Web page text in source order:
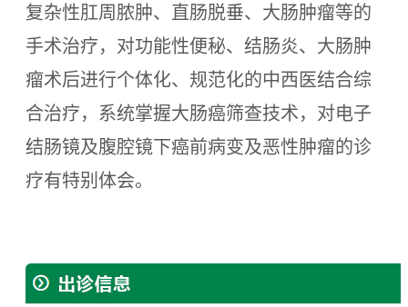
复杂性肛周脓肿、直肠脱垂、大肠肿瘤等的
手术治疗，对功能性便秘、结肠炎、大肠肿
瘤术后进行个体化、规范化的中西医结合综
合治疗，系统掌握大肠癌筛查技术，对电子
结肠镜及腹腔镜下癌前病变及恶性肿瘤的诊
疗有特别体会。